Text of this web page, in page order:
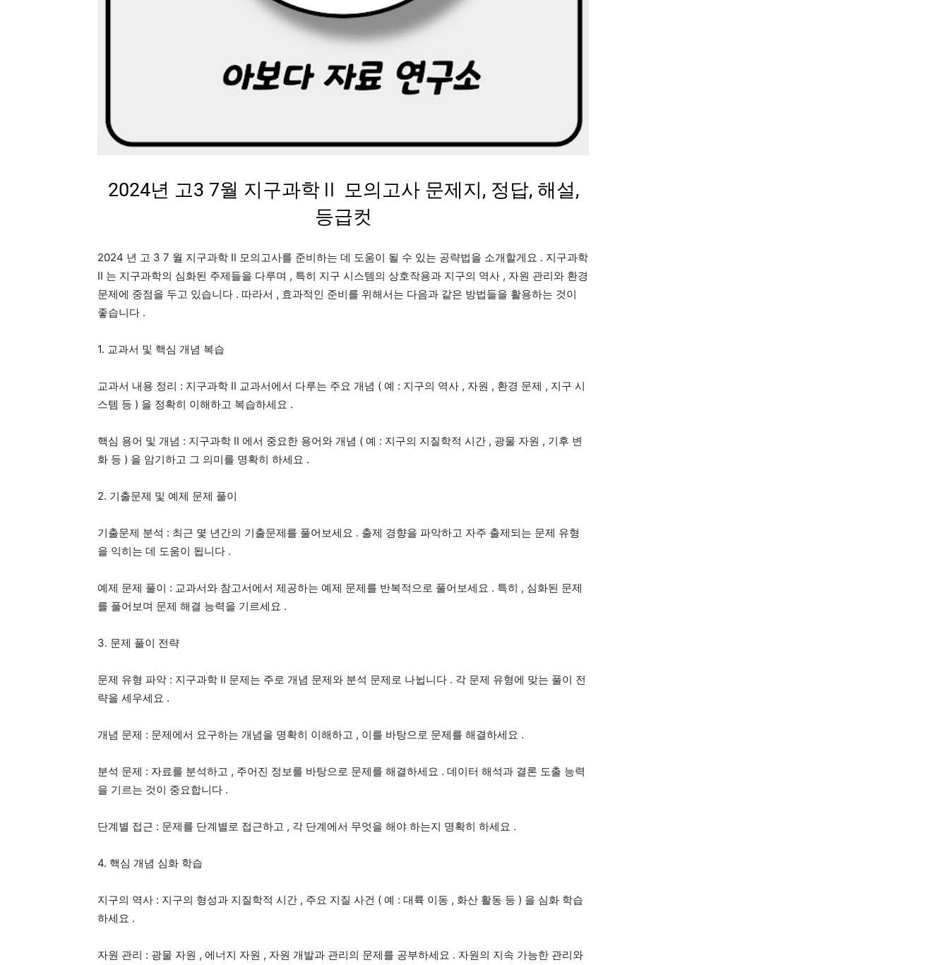
2024년 고3 7월 지구과학Ⅱ 모의고사 문제지, 정답, 해설,
등급컷
2024 년 고 3 7 월 지구과학 Ⅱ 모의고사를 준비하는 데 도움이 될 수 있는 공략법을 소개할게요 . 지구과학
Ⅱ 는 지구과학의 심화된 주제들을 다루며 , 특히 지구 시스템의 상호작용과 지구의 역사 , 자원 관리와 환경
문제에 중점을 두고 있습니다 . 따라서 , 효과적인 준비를 위해서는 다음과 같은 방법들을 활용하는 것이
좋습니다 .
1. 교과서 및 핵심 개념 복습
교과서 내용 정리 : 지구과학 Ⅱ 교과서에서 다루는 주요 개념 ( 예 : 지구의 역사 , 자원 , 환경 문제 , 지구 시
스템 등 ) 을 정확히 이해하고 복습하세요 .
핵심 용어 및 개념 : 지구과학 Ⅱ 에서 중요한 용어와 개념 ( 예 : 지구의 지질학적 시간 , 광물 자원 , 기후 변
화 등 ) 을 암기하고 그 의미를 명확히 하세요 .
2. 기출문제 및 예제 문제 풀이
기출문제 분석 : 최근 몇 년간의 기출문제를 풀어보세요 . 출제 경향을 파악하고 자주 출제되는 문제 유형
을 익히는 데 도움이 됩니다 .
예제 문제 풀이 : 교과서와 참고서에서 제공하는 예제 문제를 반복적으로 풀어보세요 . 특히 , 심화된 문제
를 풀어보며 문제 해결 능력을 기르세요 .
3. 문제 풀이 전략
문제 유형 파악 : 지구과학 Ⅱ 문제는 주로 개념 문제와 분석 문제로 나뉩니다 . 각 문제 유형에 맞는 풀이 전
략을 세우세요 .
개념 문제 : 문제에서 요구하는 개념을 명확히 이해하고 , 이를 바탕으로 문제를 해결하세요 .
분석 문제 : 자료를 분석하고 , 주어진 정보를 바탕으로 문제를 해결하세요 . 데이터 해석과 결론 도출 능력
을 기르는 것이 중요합니다 .
단계별 접근 : 문제를 단계별로 접근하고 , 각 단계에서 무엇을 해야 하는지 명확히 하세요 .
4. 핵심 개념 심화 학습
지구의 역사 : 지구의 형성과 지질학적 시간 , 주요 지질 사건 ( 예 : 대륙 이동 , 화산 활동 등 ) 을 심화 학습
하세요 .
자원 관리 : 광물 자원 , 에너지 자원 , 자원 개발과 관리의 문제를 공부하세요 . 자원의 지속 가능한 관리와